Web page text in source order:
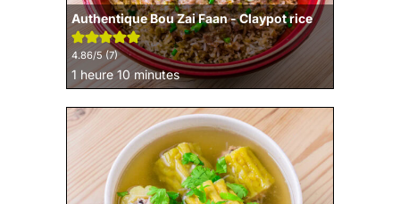
Authentique Bou Zai Faan - Claypot rice
4.86/5 (7)
1 heure
heure 10 minutes
minutes